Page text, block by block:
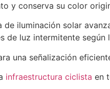
y conserva su color
de iluminación solar
de luz intermitente según
una señalización
infraestructura ciclista en